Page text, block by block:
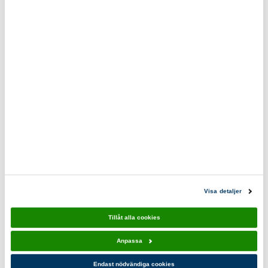
Visa detaljer
Tillåt alla cookies
Anpassa
Endast nödvändiga cookies